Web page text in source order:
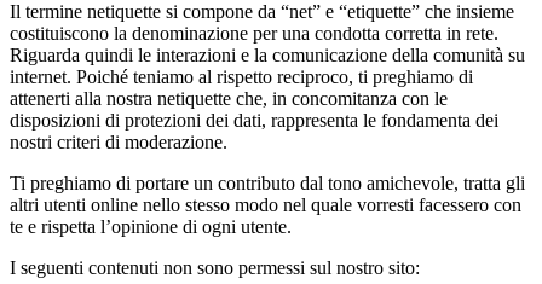
Il termine netiquette si compone da “net” e “etiquette” che insieme
costituiscono la denominazione per una condotta corretta in rete.
Riguarda quindi le interazioni e la comunicazione della comunità su
internet. Poiché teniamo al rispetto reciproco, ti preghiamo di
attenerti alla nostra netiquette che, in concomitanza con le
disposizioni di protezioni dei dati, rappresenta le fondamenta dei
nostri criteri di moderazione.
Ti preghiamo di portare un contributo dal tono amichevole, tratta gli
altri utenti online nello stesso modo nel quale vorresti facessero con
te e rispetta l’opinione di ogni utente.
I seguenti contenuti non sono permessi sul nostro sito: